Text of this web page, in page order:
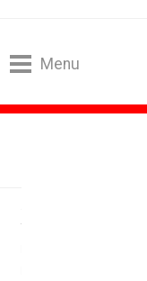
Menu
Tata Consultancy